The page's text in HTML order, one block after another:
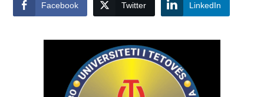
Facebook Twitter LinkedIn